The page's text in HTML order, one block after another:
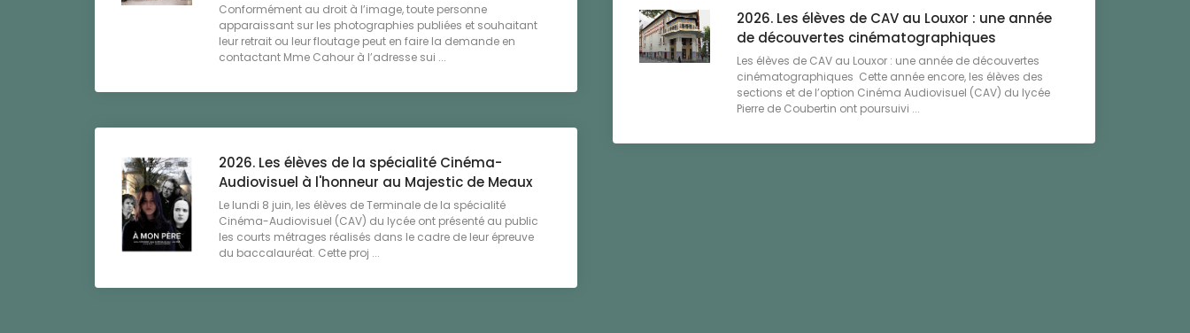
Conformément au droit à l’image, toute personne
apparaissant sur les photographies publiées et souhaitant
leur retrait ou leur floutage peut en faire la demande en
contactant Mme Cahour à l’adresse sui ...
2026. Les élèves de CAV au Louxor : une année
de découvertes cinématographiques
Les élèves de CAV au Louxor : une année de découvertes
cinématographiques Cette année encore, les élèves des
sections et de l’option Cinéma Audiovisuel (CAV) du lycée
Pierre de Coubertin ont poursuivi ...
2026. Les élèves de la spécialité Cinéma-
Audiovisuel à l'honneur au Majestic de Meaux
Le lundi 8 juin, les élèves de Terminale de la spécialité
Cinéma-Audiovisuel (CAV) du lycée ont présenté au public
les courts métrages réalisés dans le cadre de leur épreuve
du baccalauréat. Cette proj ...